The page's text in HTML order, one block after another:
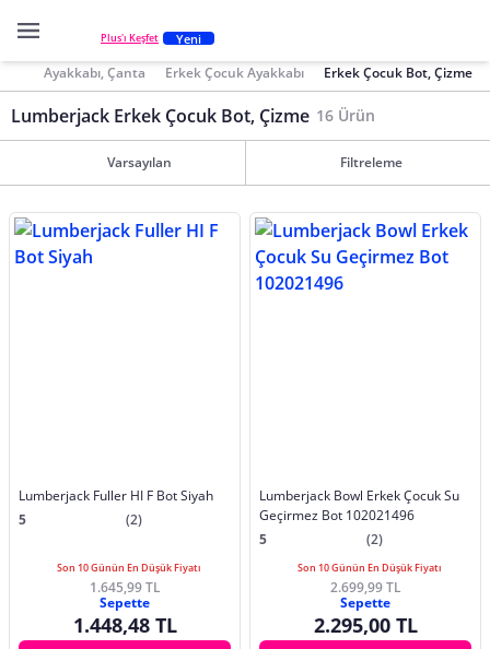
Plus'ı Keşfet Yeni
Ayakkabı, Çanta Erkek Çocuk Ayakkabı Erkek Çocuk Bot, Çizme
Lumberjack Erkek Çocuk Bot, Çizme 16 Ürün
Varsayılan Filtreleme
Lumberjack Fuller HI F Bot Siyah
5
(2)
Son 10 Günün En Düşük Fiyatı
1.645,99 TL
Sepette
1.448,48 TL
Lumberjack Bowl Erkek Çocuk Su
Geçirmez Bot 102021496
5
(2)
Son 10 Günün En Düşük Fiyatı
2.699,99 TL
Sepette
2.295,00 TL